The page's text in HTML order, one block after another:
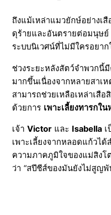
ถึงแม้เหล่าแมวยักษ์อย่างเ
ดุร้ายและอันตรายต่อมนุษ
ระบบนิเวศน์ที่ไม่มีใครอยา
ช่วงระยะหลังสัตว์จำพวกนี้
มากขึ้นเนื่องจากหลายสาเ
สามารถช่วยเหลือเหล่าเสื
ด้วยการ เพาะเลี้ยงทารกใ
เจ้า Victor และ Isabella
เพาะเลี้ยงจากหลอดแก้วไ
ความภาคภูมิใจของแม่สิง
ว่า “สปีชีส์ของมันยังไม่สูญพั